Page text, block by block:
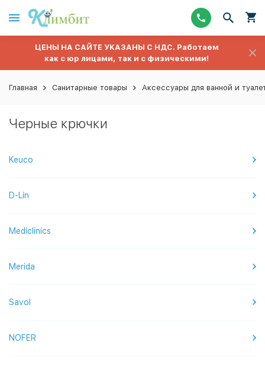
ЦЕНЫ НА САЙТЕ УКАЗАНЫ С НДС. Работаем
как с юр лицами, так и с физическими!
Главная Санитарные товары Аксессуары для ванной и
Черные крючки
Keuco
D-Lin
Mediclinics
Merida
Savol
NOFER